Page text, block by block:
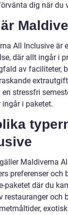
dig när du
All Inclusive är
där allt ingår i
av faciliteter,
en stressfri
i paketet.
Maldiverna
preferenser
paketet där du
restauranger och